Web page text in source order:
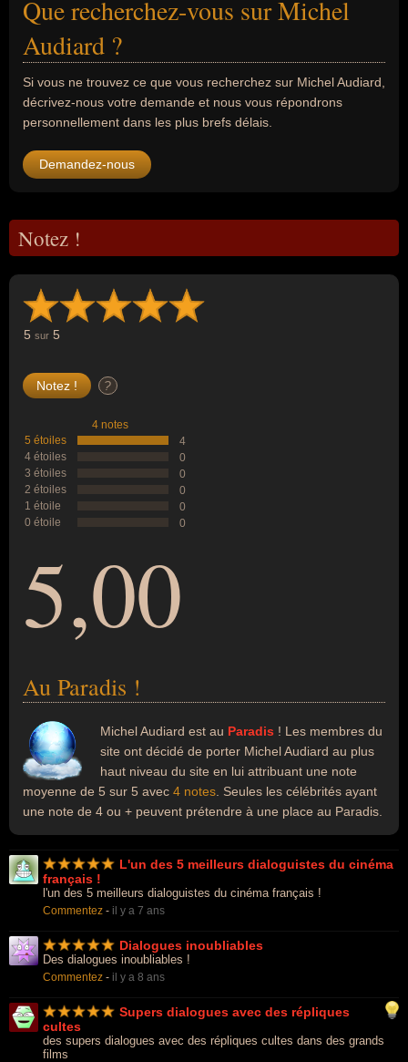
Que recherchez-vous sur Michel
Audiard ?
Si vous ne trouvez ce que vous recherchez sur Michel Audiard,
décrivez-nous votre demande et nous vous répondrons
personnellement dans les plus brefs délais.
Demandez-nous
Notez !
5 sur 5
?
4 notes
5 étoiles
4
4 étoiles
0
3 étoiles
0
2 étoiles
0
1 étoile
0
0 étoile
0
5,00
Au Paradis !
Michel Audiard est au Paradis ! Les membres du
site ont décidé de porter Michel Audiard au plus
haut niveau du site en lui attribuant une note
moyenne de 5 sur 5 avec 4 notes . Seules les célébrités ayant
une note de 4 ou + peuvent prétendre à une place au Paradis.
L'un des 5 meilleurs dialoguistes du cinéma
français !
l'un des 5 meilleurs dialoguistes du cinéma français !
Commentez - il y a 7 ans
Dialogues inoubliables
Des dialogues inoubliables !
Commentez - il y a 8 ans
Supers dialogues avec des répliques
cultes
des supers dialogues avec des répliques cultes dans des grands
films